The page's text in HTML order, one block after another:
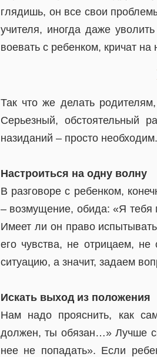
глядишь, он все свои
учителя, иногда даже
воевать с ребенком, кричат
Так что же делать
Серьезный, обстоятельный
назиданий – просто необходим.
Настроиться на одну волну
В разговоре с ребенком,
– возмущение, обида: «Я тебя
Имеет ли он право
его чувства, не отрицаем,
ситуацию, а значит, задаем
Искать выход из положения
Нам надо прояснить, как
должен, ты обязан…» Лучше
нее не попадать». Если